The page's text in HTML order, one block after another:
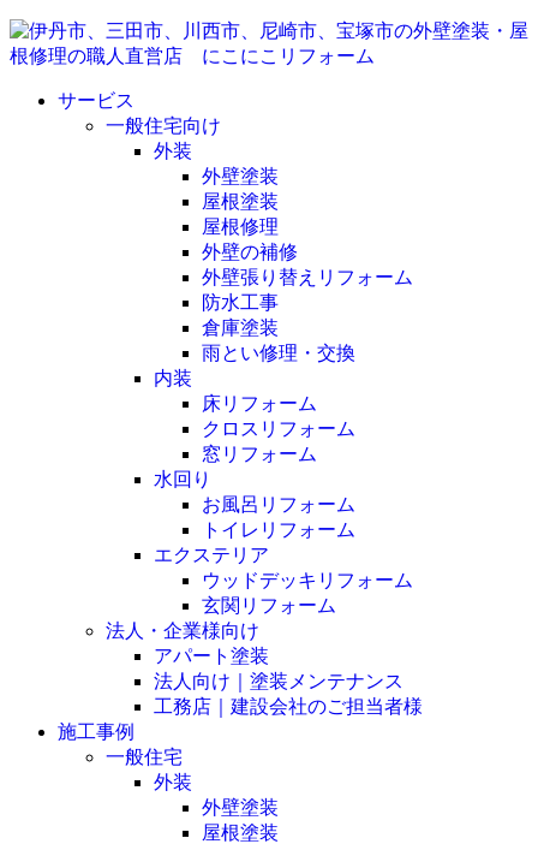
サービス
一般住宅向け
外装
外壁塗装
屋根塗装
屋根修理
外壁の補修
外壁張り替えリフォーム
防水工事
倉庫塗装
雨とい修理・交換
内装
床リフォーム
クロスリフォーム
窓リフォーム
水回り
お風呂リフォーム
トイレリフォーム
エクステリア
ウッドデッキリフォーム
玄関リフォーム
法人・企業様向け
アパート塗装
法人向け｜塗装メンテナンス
工務店｜建設会社のご担当者様
施工事例
一般住宅
外装
外壁塗装
屋根塗装